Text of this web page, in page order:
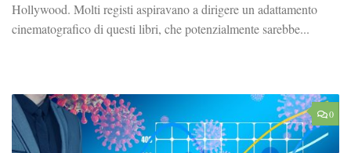
Hollywood. Molti registi aspiravano a dirigere un adattamento
cinematografico di questi libri, che potenzialmente sarebbe...
0